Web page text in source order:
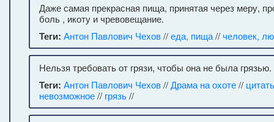
Даже самая прекрасная пища, принятая через меру,
боль , икоту и чревовещание.
Теги: Антон Павлович Чехов//еда, пища//человек,
Нельзя требовать от грязи, чтобы она не была грязью.
Теги: Антон Павлович Чехов//Драма на охоте//
невозможное// грязь//